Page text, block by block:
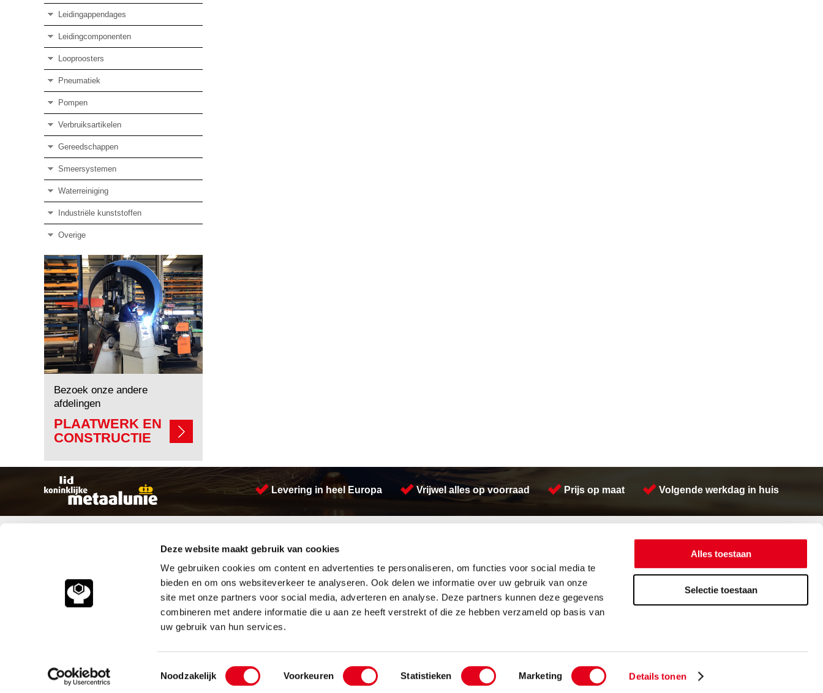
Deze website maakt gebruik van cookies
We gebruiken cookies om content en advertenties te personaliseren, om functies voor social media te
bieden en om ons websiteverkeer te analyseren. Ook delen we informatie over uw gebruik van onze
site met onze partners voor social media, adverteren en analyse. Deze partners kunnen deze gegevens
combineren met andere informatie die u aan ze heeft verstrekt of die ze hebben verzameld op basis van
uw gebruik van hun services.
Toestemmingsselectie
Noodzakelijk Voorkeuren Statistieken Marketing Details tonen
Alles toestaan
Selectie toestaan
Leidingappendages
Leidingcomponenten
Looproosters
Pneumatiek
Pompen
Verbruiksartikelen
Gereedschappen
Smeersystemen
Waterreiniging
Industriële kunststoffen
Overige
Bezoek onze andere
afdelingen
PLAATWERK EN
CONSTRUCTIE
Levering in heel Europa Vrijwel alles op voorraad Prijs op maat Volgende werkdag in huis
Klantenservice
Vacatures
Aandrijftechniek
Afdichtingen en Rubbers
Bevestigings materialen
Hang en sluitwerk
Hydrauliek onderdelen
Leidingcomponenten
Looproosters
Pneumatiek
Pompen
Verbruiksartikelen
Gereedschappen
Smeersystemen
Waterreiniging
Plasmasnijden
Verspaning
Buizen snijden
Lasersnijden
Herwaarmerken
Meeuwsen Trade & Metal Services B.V.
Telefoon:
(0113) 57 38 78
Meeuwsen Trade & Metal Services B.V. Over ons Privacyverklaring Algemene voorwaarden
Website: Van Suilichem Communicatie BV